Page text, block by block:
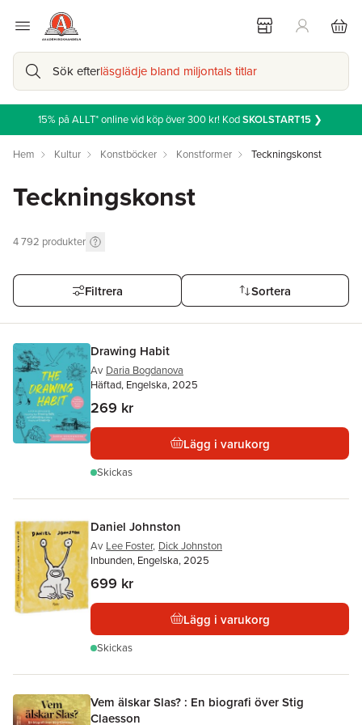
Sök efterläsglädje bland miljontals titlar
15% på ALLT* online vid köp över 300 kr! KodSKOLSTART15❯
Hem Kultur Konstböcker Konstformer Teckningskonst
Teckningskonst
4 792 produkter
Filtrera Sortera
Drawing Habit
Av Daria Bogdanova
Häftad, Engelska, 2025
269 kr
Lägg i varukorg
Skickas
Daniel Johnston
Av Lee Foster, Dick Johnston
Inbunden, Engelska, 2025
699 kr
Lägg i varukorg
Skickas
Vem älskar Slas? : En biografi över Stig
Claesson